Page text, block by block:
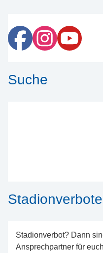
Suche
Stadionverbote
Stadionverbot? Dann
Ansprechpartner für